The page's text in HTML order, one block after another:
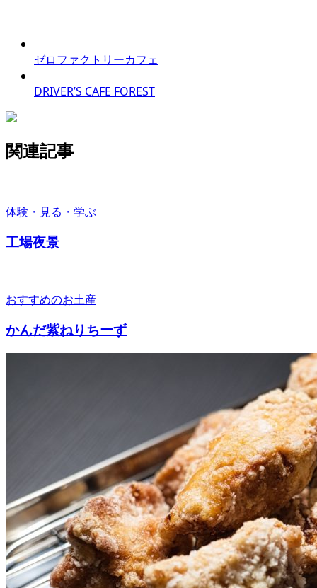
ゼロファクトリーカフェ
DRIVER’S CAFE FOREST
関連記事
体験・見る・学ぶ
工場夜景
おすすめのお土産
かんだ紫ねりちーず